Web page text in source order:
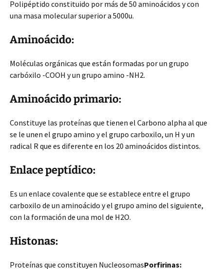
Polipéptido constituido por más de 50 aminoácidos y con
una masa molecular superior a 5000u.
Aminoácido:
Moléculas orgánicas que están formadas por un grupo
carbóxilo -COOH y un grupo amino -NH2.
Aminoácido primario:
Constituye las proteínas que tienen el Carbono alpha al que
se le unen el grupo amino y el grupo carboxilo, un H y un
radical R que es diferente en los 20 aminoácidos distintos.
Enlace peptídico:
Es un enlace covalente que se establece entre el grupo
carboxilo de un aminoácido y el grupo amino del siguiente,
con la formación de una mol de H2O.
Histonas:
Proteínas que constituyen NucleosomasPorfirinas: